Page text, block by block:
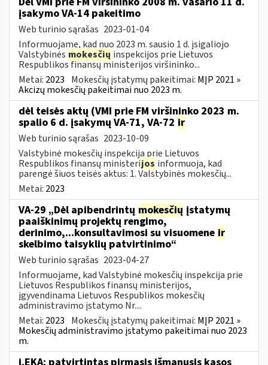
įsakymo VA-14 pakeitimo
Web turinio sąrašas 2023-01-04
Informuojame, kad nuo 2023 m. sausio 1 d. įsigaliojo
Valstybinės mokesčių inspekcijos prie Lietuvos
Respublikos finansų ministerijos viršininko...
Metai: 2023 Mokesčių įstatymų pakeitimai: MĮP 2021 »
Akcizų mokesčių pakeitimai nuo 2023 m.
dėl teisės aktų (VMI prie FM viršininko 2023 m.
spalio 6 d. įsakymų VA-71, VA-72 ir
Web turinio sąrašas 2023-10-09
Valstybinė mokesčių inspekcija prie Lietuvos
Respublikos finansų ministerijos informuoja, kad
parengė šiuos teisės aktus: 1. Valstybinės mokesčių...
Metai: 2023
VA-29 „Dėl apibendrintų mokesčių įstatymų
paaiškinimų projektų rengimo,
derinimo,...konsultavimosi su visuomene ir
skelbimo taisyklių patvirtinimo“
Web turinio sąrašas 2023-04-27
Informuojame, kad Valstybinė mokesčių inspekcija prie
Lietuvos Respublikos finansų ministerijos,
įgyvendinama Lietuvos Respublikos mokesčių
administravimo įstatymo Nr....
Metai: 2023 Mokesčių įstatymų pakeitimai: MĮP 2021 »
Mokesčių administravimo įstatymo pakeitimai nuo 2023
m.
i.EKA: patvirtintas pirmasis išmanusis kasos